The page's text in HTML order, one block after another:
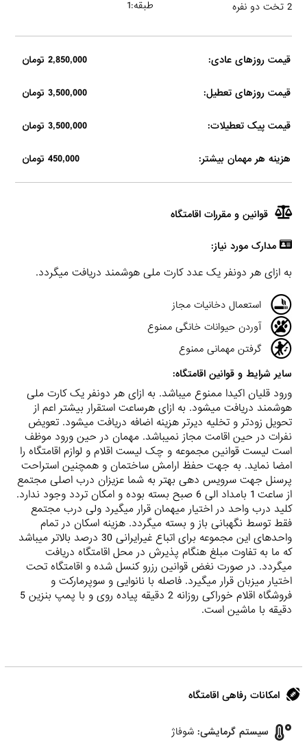
2 تخت دو نفره طبقه:1
قیمت روزهای عادی: 2,850,000 تومان
قیمت روزهای تعطیل: 3,500,000 تومان
قیمت پیک تعطیلات: 3,500,000 تومان
هزینه هر مهمان بیشتر: 450,000 تومان
قوانین و مقررات اقامتگاه
مدارک مورد نیاز:
به ازای هر دونفر یک عدد کارت ملی هوشمند دریافت میگردد.
استعمال دخانیات مجاز
آوردن حیوانات خانگی ممنوع
گرفتن مهمانی ممنوع
سایر شرایط و قوانین اقامتگاه:
ورود قلیان اکیدا ممنوع میباشد. به ازای هر دونفر یک کارت ملی
هوشمند دریافت میشود. به ازای هرساعت استقرار بیشتر اعم از
تحویل زودتر و تخلیه دیرتر هزینه اضافه دریافت میشود. تعویض
نفرات در حین اقامت مجاز نمیباشد. مهمان در حین ورود موظف
است لیست قوانین مجموعه و چک لیست اقلام و لوازم اقامتگاه را
امضا نماید. به جهت حفظ ارامش ساختمان و همچنین استراحت
پرسنل جهت سرویس دهی بهتر به شما عزیزان درب اصلی مجتمع
از ساعت 1 بامداد الی 6 صبح بسته بوده و امکان تردد وجود ندارد.
کلید درب واحد در اختیار میهمان قرار میگیرد ولی درب مجتمع
فقط توسط نگهبانی باز و بسته میگردد. هزینه اسکان در تمام
واحدهای این مجموعه برای اتباع غیرایرانی 30 درصد بالاتر میباشد
که ما به تفاوت مبلغ هنگام پذیرش در محل اقامتگاه دریافت
میگردد. در صورت نغض قوانین رزرو کنسل شده و اقامتگاه تحت
اختیار میزبان قرار میگیرد. فاصله با نانوایی و سوپرمارکت و
فروشگاه اقلام خوراکی روزانه 2 دقیقه پیاده روی و با پمپ بنزین 5
دقیقه با ماشین است.
امکانات رفاهی اقامتگاه
سیستم گرمایشی: شوفاژ